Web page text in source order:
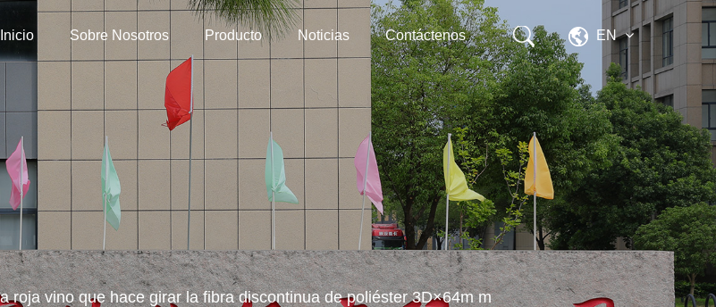
Inicio Sobre Nosotros Producto Noticias Contáctenos EN
roja vino que hace girar la fibra discontinua de poliéster 3D×64m m